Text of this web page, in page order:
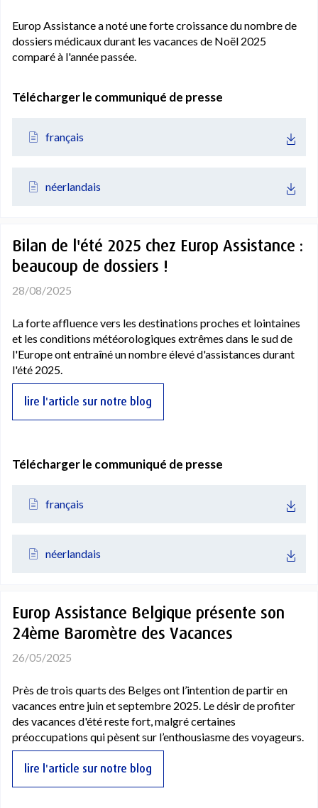
Europ Assistance a noté une forte croissance du nombre de
dossiers médicaux durant les vacances de Noël 2025
comparé à l'année passée.
Télécharger le communiqué de presse
français
néerlandais
Bilan de l'été 2025 chez Europ Assistance :
beaucoup de dossiers !
28/08/2025
La forte affluence vers les destinations proches et lointaines
et les conditions météorologiques extrêmes dans le sud de
l'Europe ont entraîné un nombre élevé d'assistances durant
l'été 2025.
lire l'article sur notre blog
Télécharger le communiqué de presse
français
néerlandais
Europ Assistance Belgique présente son
24ème Baromètre des Vacances
26/05/2025
Près de trois quarts des Belges ont l’intention de partir en
vacances entre juin et septembre 2025. Le désir de profiter
des vacances d'été reste fort, malgré certaines
préoccupations qui pèsent sur l’enthousiasme des voyageurs.
lire l'article sur notre blog